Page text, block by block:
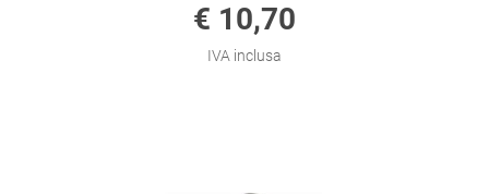
€ 10,70
IVA inclusa